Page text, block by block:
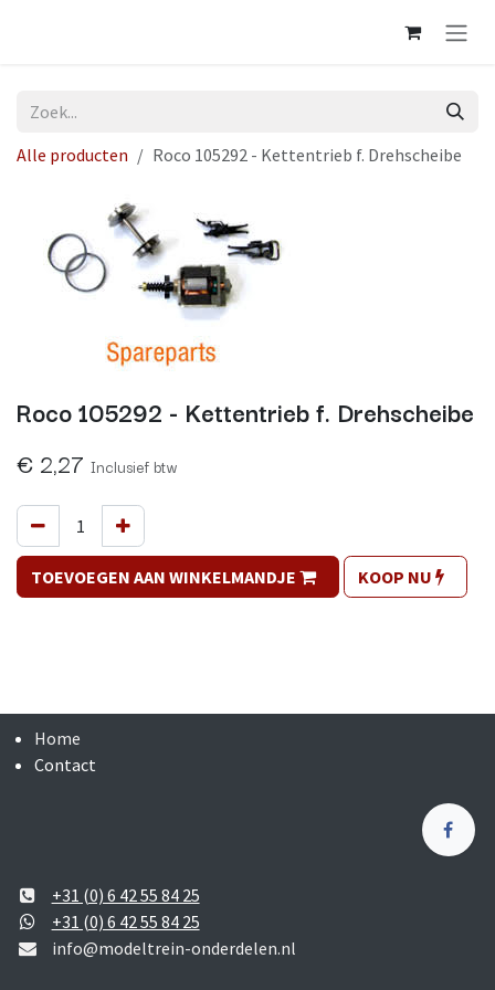
Alle producten Roco 105292 - Kettentrieb f. Drehscheibe
Roco 105292 - Kettentrieb f. Drehscheibe
€ 2,27 Inclusief btw
TOEVOEGEN AAN WINKELMANDJE KOOP NU
Home
Contact
+31 (0) 6 42 55 84 25
+31 (0) 6 42 55 84 25
info@modeltrein-onderdelen.nl